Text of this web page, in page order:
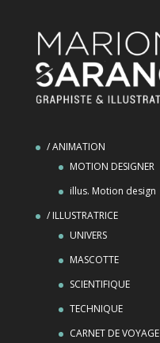
/ ANIMATION
MOTION DESIGNER
illus. Motion design
/ ILLUSTRATRICE
UNIVERS
MASCOTTE
SCIENTIFIQUE
TECHNIQUE
CARNET DE VOYAGE